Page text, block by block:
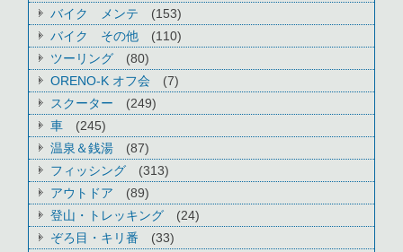
バイク メンテ
(153)
バイク その他
(110)
ツーリング
(80)
ORENO-K オフ会
(7)
スクーター
(249)
車
(245)
温泉＆銭湯
(87)
フィッシング
(313)
アウトドア
(89)
登山・トレッキング
(24)
ぞろ目・キリ番
(33)